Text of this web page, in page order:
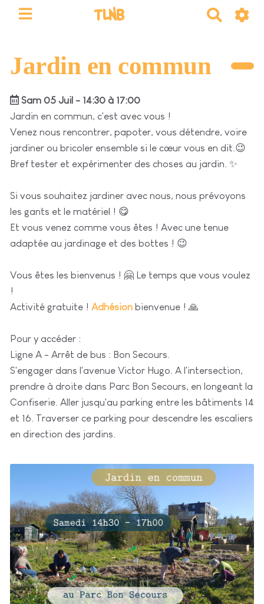
TLNB
e
r
Jardin en commun
Sam 05 Juil - 14:30 à 17:00
Jardin en commun, c'est avec vous !
Venez nous rencontrer, papoter, vous détendre, voire
jardiner ou bricoler ensemble si le cœur vous en dit.😉
Bref tester et expérimenter des choses au jardin. ✨
Si vous souhaitez jardiner avec nous, nous prévoyons
les gants et le matériel ! 😋
Et vous venez comme vous êtes ! Avec une tenue
adaptée au jardinage et des bottes ! 😉
Vous êtes les bienvenus ! 🤗 Le temps que vous voulez
!
Activité gratuite ! Adhésion bienvenue ! 🙏
Pour y accéder :
Ligne A - Arrêt de bus : Bon Secours.
S'engager dans l'avenue Victor Hugo. A l'intersection,
prendre à droite dans Parc Bon Secours, en longeant la
Confiserie. Aller jusqu'au parking entre les bâtiments 14
et 16. Traverser ce parking pour descendre les escaliers
en direction des jardins.